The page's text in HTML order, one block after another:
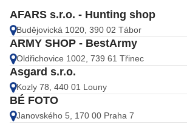
AFARS s.r.o. - Hunting shop
Budějovická 1020, 390 02 Tábor
ARMY SHOP - BestArmy
Oldřichovice 1002, 739 61 Třinec
Asgard s.r.o.
Kozly 78, 440 01 Louny
BÉ FOTO
Janovského 5, 170 00 Praha 7